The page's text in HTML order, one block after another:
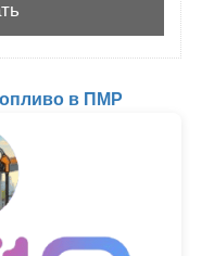
в ПМР